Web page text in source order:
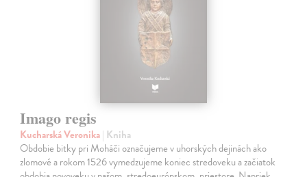
Imago regis
Kucharská Veronika| Kniha
Obdobie bitky pri Moháči označujeme v uhorských dejinách ako
zlomové a rokom 1526 vymedzujeme koniec stredoveku a začiatok